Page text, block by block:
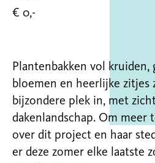
€ 0,-
Plantenbakken vol kruiden,
bloemen en heerlijke zitjes
bijzondere plek in, met
dakenlandschap. Om meer
over dit project en haar
er deze zomer elke laatste